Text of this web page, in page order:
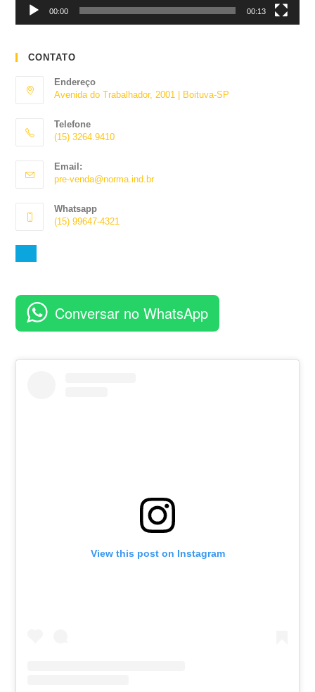
00:00 00:13
CONTATO
Endereço
Avenida do Trabalhador, 2001 | Boituva-SP
Telefone
(15) 3264.9410
em
seu
Email:
pre-venda@norma.ind.brAbre
Whatsapp
(15) 99647-4321
aplicativo
Conversar no WhatsApp
View this post on Instagram